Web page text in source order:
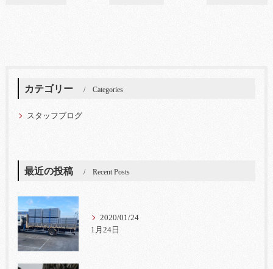
カテゴリー Categories
スタッフブログ
最近の投稿 Recent Posts
2020/01/24
1月24日